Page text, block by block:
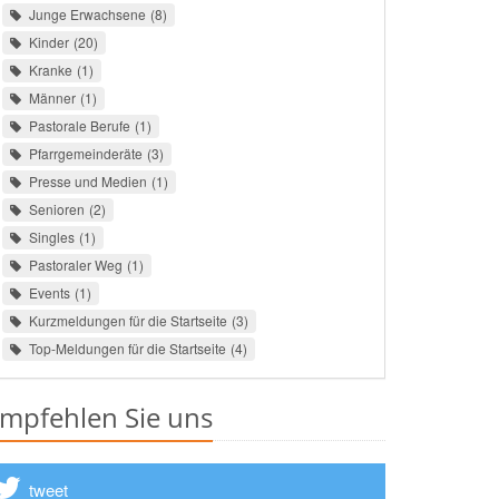
Junge Erwachsene 8
Kinder 20
Kranke 1
Männer 1
Pastorale Berufe 1
Pfarrgemeinderäte 3
Presse und Medien 1
Senioren 2
Singles 1
Pastoraler Weg 1
Events 1
Kurzmeldungen für die Startseite 3
Top-Meldungen für die Startseite 4
Sie uns
tweet